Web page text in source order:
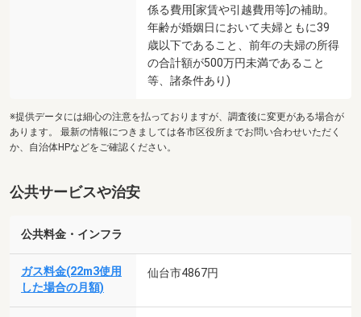
係る費用[家賃や引越費用等]の補助。
年齢が婚姻日において夫婦ともに39
歳以下であること、前年の夫婦の所得
の合計額が500万円未満であること
等、諸条件あり)
※提供データには細心の注意を払っておりますが、調査後に変更がある場合が
あります。 最新の情報につきましては各市区役所までお問い合わせいただく
か、自治体HPなどをご確認ください。
公共サービスや治安
公共料金・インフラ
ガス料金(22m3使用
した場合の月額)
仙台市4867円